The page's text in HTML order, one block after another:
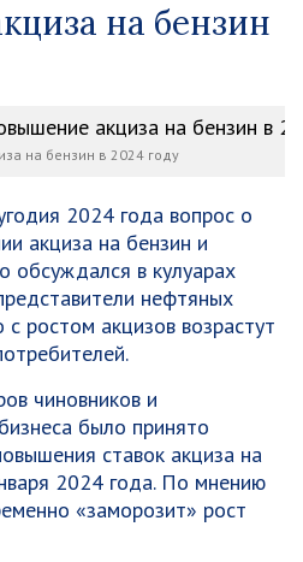
на бензин
на бензин в 2024 году
2024 года вопрос о
акциза на бензин и
обсуждался в кулуарах
нефтяных
ростом акцизов возрастут
чиновников и
было принято
ставок акциза на
2024 года. По мнению
«заморозит» рост